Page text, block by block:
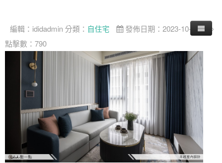
編輯： ididadmin 分類： 自住宅
發佈日期：2023-10-01
點擊數：790